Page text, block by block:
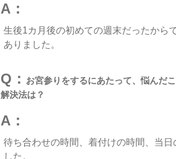
A：
生後1カ月後の初めての週末だったから
ありました。
Q： お宮参りをするにあたって、悩んだ
解決法は？
A：
待ち合わせの時間、着付けの時間、当
した。